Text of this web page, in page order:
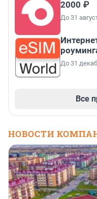
2000 ₽
До 31
До 31
Все
НОВОСТИ